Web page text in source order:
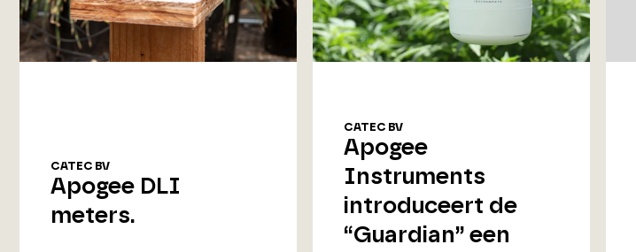
CATEC BV
Apogee DLI
meters.
CATEC BV
Apogee
Instruments
introduceert de
“Guardian” een